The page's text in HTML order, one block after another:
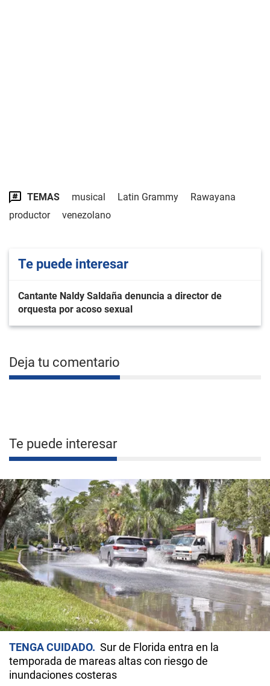
TEMAS musical Latin Grammy
Rawayana
productor
venezolano
Te puede interesar
Cantante Naldy Saldaña denuncia a director de
orquesta por acoso sexual
Deja tu comentario
Te puede interesar
TENGA CUIDADO
Sur de Florida entra en la
temporada de mareas altas con riesgo de
inundaciones costeras